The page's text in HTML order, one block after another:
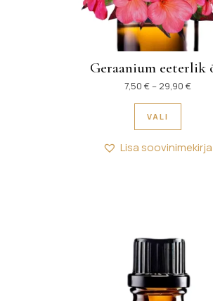
Geraanium eeterlik
7,50 €– 29,90 €
VALI
Sellel
Lisa soovinimekirja